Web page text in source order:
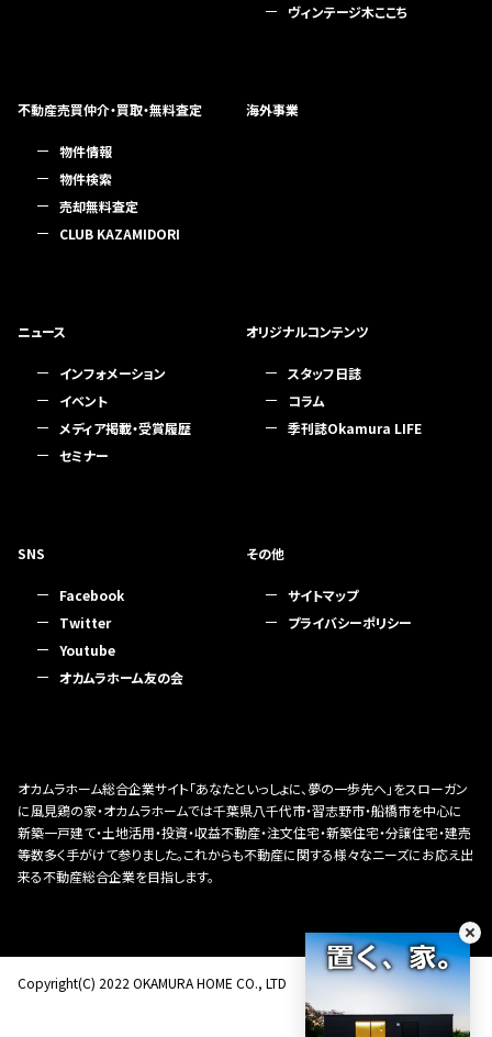
ヴィンテージ木ここち
不動産売買仲介・買取・無料査定
物件情報
物件検索
売却無料査定
CLUB KAZAMIDORI
海外事業
ニュース
インフォメーション
イベント
メディア掲載・受賞履歴
セミナー
オリジナルコンテンツ
スタッフ日誌
コラム
季刊誌Okamura LIFE
SNS
Facebook
Twitter
Youtube
オカムラホーム友の会
その他
サイトマップ
プライバシーポリシー
オカムラホーム総合企業サイト「あなたといっしょに、夢の一歩先へ」をスローガン
に風見鶏の家・オカムラホームでは千葉県八千代市・習志野市・船橋市を中心に
新築一戸建て・土地活用・投資・収益不動産・注文住宅・新築住宅・分譲住宅・建売
等数多く手がけて参りました。これからも不動産に関する様々なニーズにお応え出
来る不動産総合企業を目指します。
Copyright(C) 2022 OKAMURA HOME CO., LTD